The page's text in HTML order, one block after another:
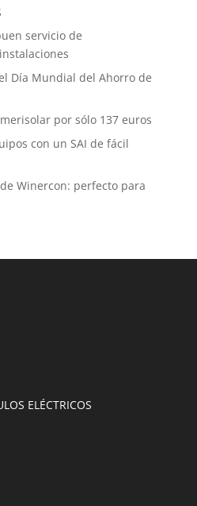
servicio de
Día Mundial del Ahorro de
por sólo 137 euros
con un SAI de fácil
Winercon: perfecto para
ELÉCTRICOS